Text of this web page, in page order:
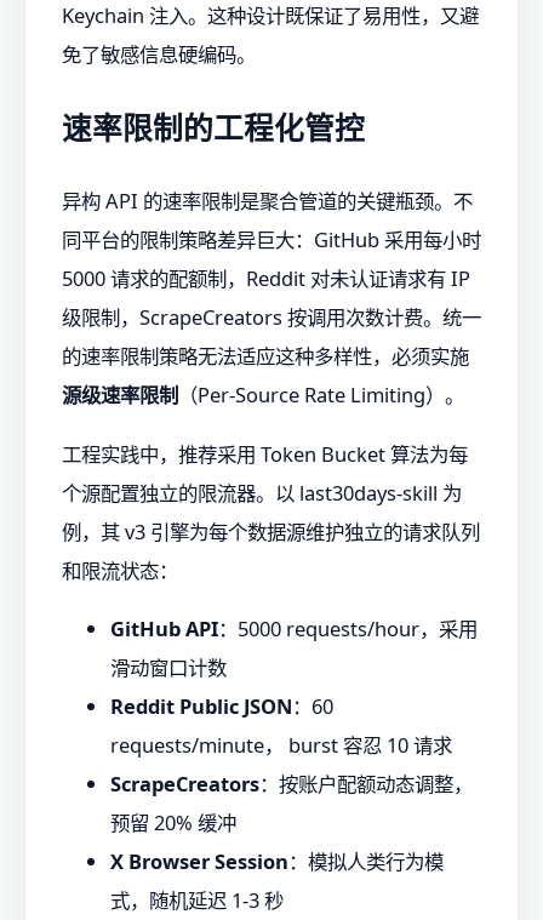
Keychain 注入。这种设计既保证了易用性，又避
免了敏感信息硬编码。
速率限制的工程化管控
异构 API 的速率限制是聚合管道的关键瓶颈。不
同平台的限制策略差异巨大：GitHub 采用每小时
5000 请求的配额制，Reddit 对未认证请求有 IP
级限制，ScrapeCreators 按调用次数计费。统一
的速率限制策略无法适应这种多样性，必须实施
源级速率限制 （Per-Source Rate Limiting）。
工程实践中，推荐采用 Token Bucket 算法为每
个源配置独立的限流器。以 last30days-skill 为
例，其 v3 引擎为每个数据源维护独立的请求队列
和限流状态：
GitHub API：5000 requests/hour，采用
滑动窗口计数
Reddit Public JSON：60
requests/minute， burst 容忍 10 请求
ScrapeCreators：按账户配额动态调整，
预留 20% 缓冲
X Browser Session：模拟人类行为模
式，随机延迟 1-3 秒